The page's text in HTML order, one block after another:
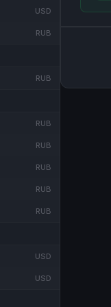
USD
RUB
RUB
RUB
RUB
RUB
RUB
RUB
USD
USD